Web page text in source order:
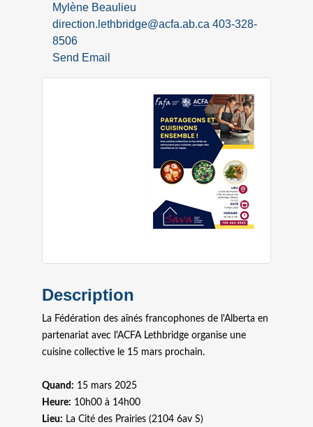
Mylène Beaulieu
direction.lethbridge@acfa.ab.ca 403-328-
8506
Send Email
Description
La Fédération des aînés francophones de l'Alberta en
partenariat avec l'ACFA Lethbridge organise une
cuisine collective le 15 mars prochain.
Quand: 15 mars 2025
Heure: 10h00 à 14h00
Lieu: La Cité des Prairies (2104 6av S)